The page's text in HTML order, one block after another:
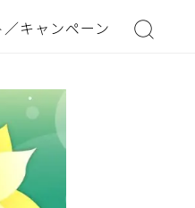
キャンペーン